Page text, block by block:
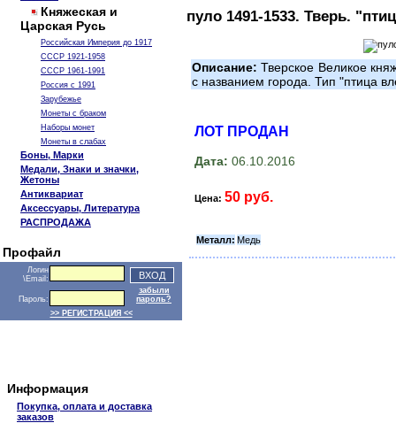
Княжеская и
Царская Русь
Российская Империя до 1917
СССР 1921-1958
СССР 1961-1991
Россия с 1991
Зарубежье
Монеты с браком
Наборы монет
Монеты в слабах
Боны, Марки
Медали, Знаки и значки,
Жетоны
Антиквариат
Аксессуары, Литература
РАСПРОДАЖА
Профайл
Логин
\Email:
Пароль:
забыли
пароль?
>> РЕГИСТРАЦИЯ <<
Информация
Покупка, оплата и доставка
заказов
пуло 1491-1533. Тверь.
Описание: Тверское Великое
с названием города. Тип "птица
ЛОТ ПРОДАН
Дата: 06.10.2016
Цена: 50 руб.
Металл: Медь